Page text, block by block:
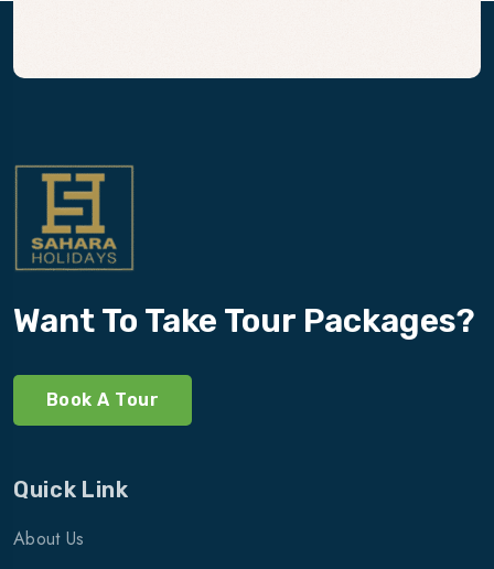
Want To Take Tour Packages?
Book A Tour
Quick Link
About Us